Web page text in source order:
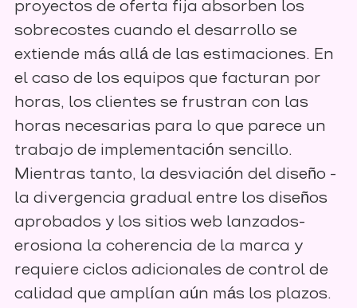
proyectos de oferta fija absorben los
sobrecostes cuando el desarrollo se
extiende más allá de las estimaciones. En
el caso de los equipos que facturan por
horas, los clientes se frustran con las
horas necesarias para lo que parece un
trabajo de implementación sencillo.
Mientras tanto, la desviación del diseño -
la divergencia gradual entre los diseños
aprobados y los sitios web lanzados-
erosiona la coherencia de la marca y
requiere ciclos adicionales de control de
calidad que amplían aún más los plazos.